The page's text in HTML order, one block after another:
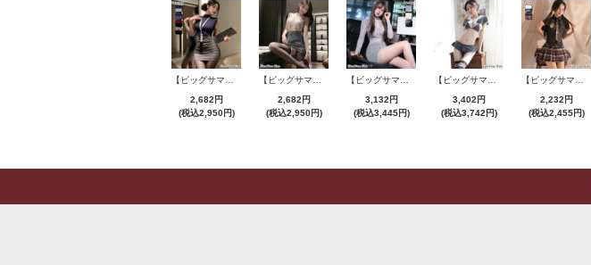
2,682円
(税込2,950円)
2,682円
(税込2,950円)
3,132円
(税込3,445円)
3,402円
(税込3,742円)
2,232円
(税込2,455円)